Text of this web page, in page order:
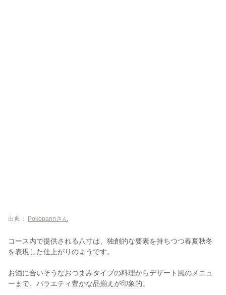
出典： Pokopannさん
コース内で提供される八寸は、独創的な要素を持ちつつ春夏秋冬
を表現した仕上がりのようです。
お酒に合いそうなおつまみタイプの料理からデザート風のメニュ
ーまで、バラエティ豊かな品揃えが印象的。